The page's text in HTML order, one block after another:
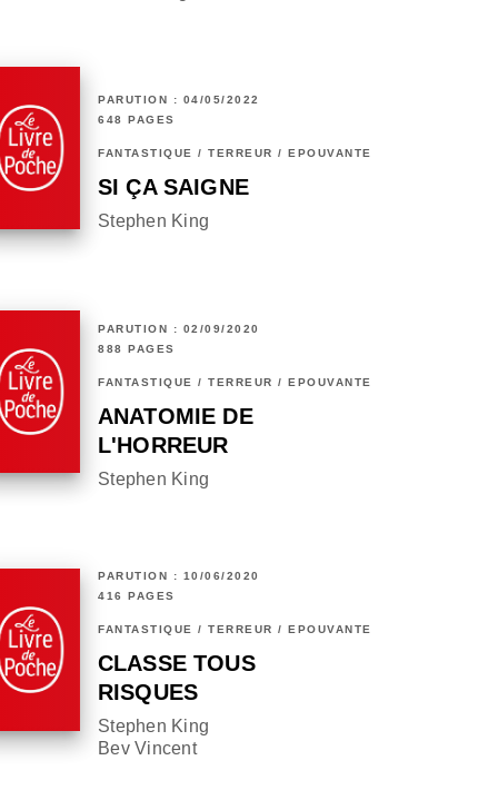
PARUTION : 04/05/2022
648 PAGES
FANTASTIQUE / TERREUR / EPOUVANTE
SI ÇA SAIGNE
Stephen King
PARUTION : 02/09/2020
888 PAGES
FANTASTIQUE / TERREUR / EPOUVANTE
ANATOMIE DE
L'HORREUR
Stephen King
PARUTION : 10/06/2020
416 PAGES
FANTASTIQUE / TERREUR / EPOUVANTE
CLASSE TOUS
RISQUES
Stephen King
Bev Vincent